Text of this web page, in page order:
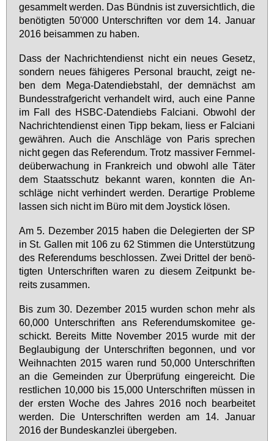
ge­sam­melt wer­den. Das Bünd­nis ist zu­ver­sicht­lich, die
be­nö­tig­ten 50'000 Un­ter­schrif­ten vor dem 14. Ja­nu­ar
2016 bei­sam­men zu ha­ben.
Dass der Nach­rich­ten­dienst nicht ein neu­es Ge­setz,
son­dern neu­es fä­hi­ge­res Per­so­nal braucht, zeigt ne­
ben dem Me­ga-Da­ten­dieb­stahl, der dem­nächst am
Bun­des­straf­ge­richt ver­han­delt wird, auch ei­ne Pan­ne
im Fall des HS­BC-Da­ten­diebs Fal­cia­ni. Ob­wohl der
Nach­rich­ten­dienst ei­nen Tipp be­kam, liess er Fal­cia­ni
ge­wäh­ren. Auch die An­schlä­ge von Pa­ris spre­chen
nicht ge­gen das Re­fe­ren­dum. Trotz mas­si­ver Fern­mel­
de­über­wa­chung in Frank­reich und ob­wohl al­le Tä­ter
dem Staats­schutz be­kannt wa­ren, konn­ten die An­
schlä­ge nicht ver­hin­dert wer­den. Der­ar­ti­ge Pro­ble­me
las­sen sich nicht im Bü­ro mit dem Joy­stick lö­sen.
Am 5. De­zem­ber 2015 ha­ben die De­le­gier­ten der SP
in St. Gal­len mit 106 zu 62 Stim­men die Un­ter­stüt­zung
des Re­fe­ren­dums be­schlos­sen. Zwei Drit­tel der be­nö­
tig­ten Un­ter­schrif­ten wa­ren zu die­sem Zeit­punkt be­
reits zu­sam­men.
Bis zum 30. De­zem­ber 2015 wur­den schon mehr als
60,000 Un­ter­schrif­ten ans Re­fe­ren­dums­ko­mi­tee ge­
schickt. Be­reits Mit­te No­vem­ber 2015 wur­de mit der
Be­glau­bi­gung der Un­ter­schrif­ten be­gon­nen, und vor
Weih­nach­ten 2015 wa­ren rund 50,000 Un­ter­schrif­ten
an die Ge­mein­den zur Über­prü­fung ein­ge­reicht. Die
rest­li­chen 10,000 bis 15,000 Un­ter­schrif­ten müs­sen in
der ers­ten Wo­che des Jah­res 2016 noch be­ar­bei­tet
wer­den. Die Un­ter­schrif­ten wer­den am 14. Ja­nu­ar
2016 der Bun­des­kanz­lei über­ge­ben.